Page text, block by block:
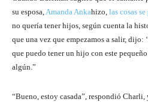
su esposa,Amanda Ankahizo, las cosas
no quería tener hijos, según cuenta la
que una vez que empezamos a salir, dijo:
que puedo tener un hijo con este
algún.”
“Bueno, estoy casada”, respondió